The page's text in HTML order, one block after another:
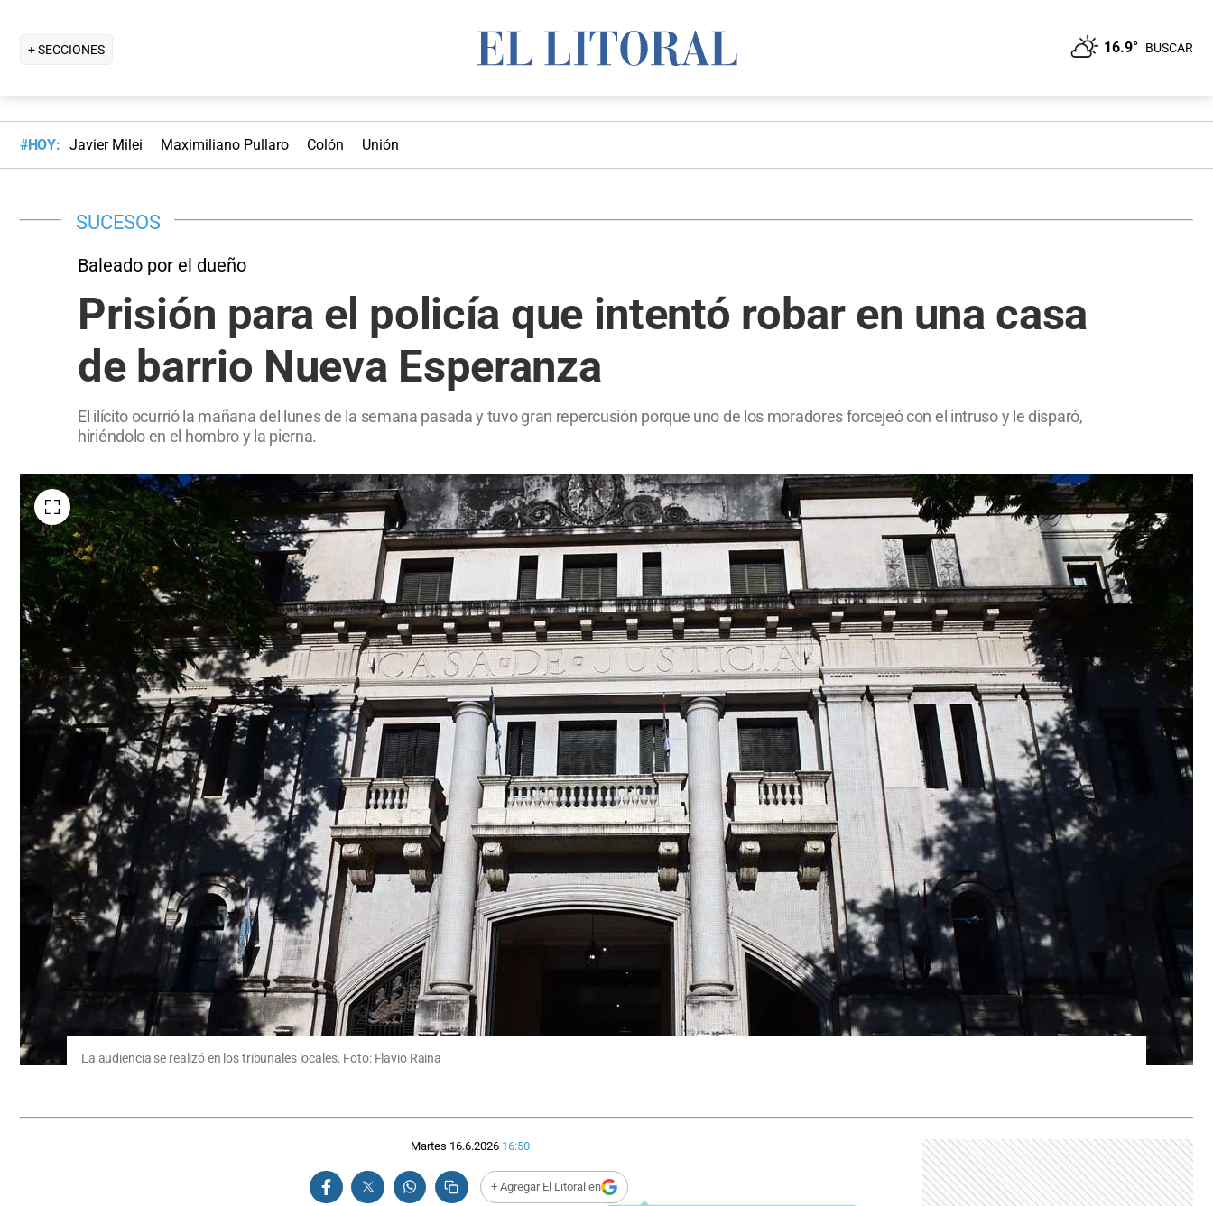
+ SECCIONES 16.9° BUSCAR
#HOY: Javier Milei Maximiliano Pullaro Colón Unión
SUCESOS
Baleado por el dueño
Prisión para el policía que intentó robar en una casa
de barrio Nueva Esperanza
El ilícito ocurrió la mañana del lunes de la semana pasada y tuvo gran repercusión porque uno de los moradores forcejeó con el intruso y le disparó,
hiriéndolo en el hombro y la pierna.
La audiencia se realizó en los tribunales locales. Foto: Flavio Raina
Martes 16.6.2026 16:50
+ Agregar El Litoral en